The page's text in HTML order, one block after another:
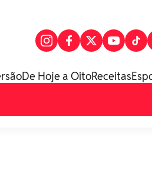
De Hoje a OitoReceitas